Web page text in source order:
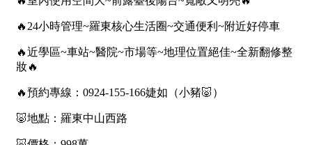
5~10樓 11~20樓
21樓以上
~